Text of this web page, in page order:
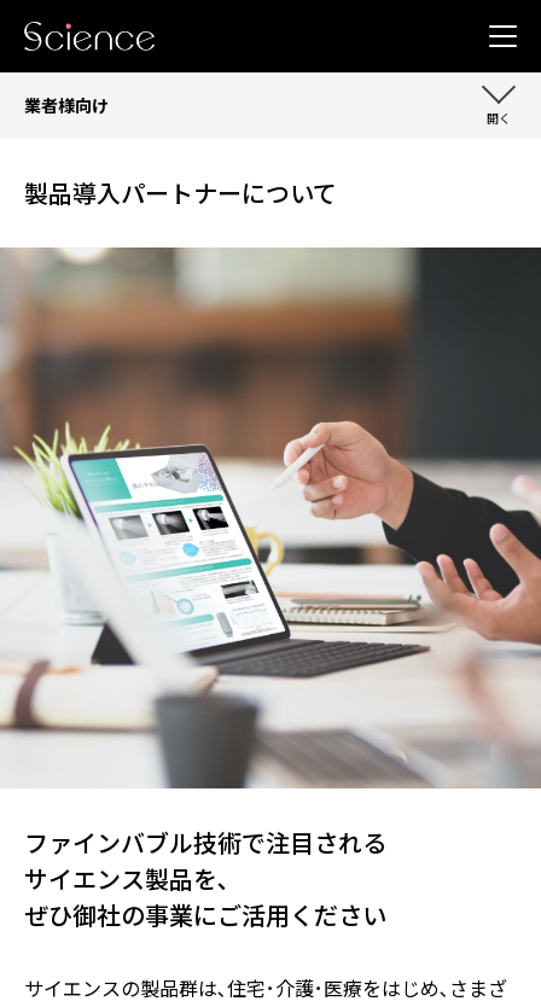
業者様向け
製品導入パートナーについて
ファインバブル技術で注目される
サイエンス製品を､
ぜひ御社の事業にご活用ください
サイエンスの製品群は､住宅･介護･医療をはじめ､さまざ